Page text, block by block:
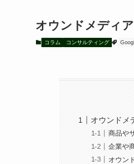
オウンドメディ
コラム コンサルティング
オウンドメ
商品や
企業や
オウン